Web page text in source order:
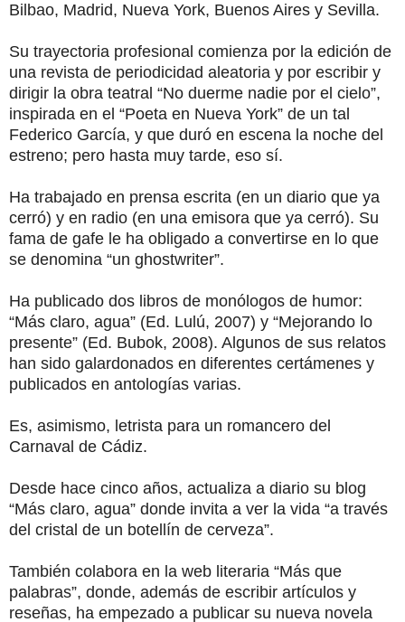
Bilbao, Madrid, Nueva York, Buenos Aires y Sevilla.
Su trayectoria profesional comienza por la edición de
una revista de periodicidad aleatoria y por escribir y
dirigir la obra teatral “No duerme nadie por el cielo”,
inspirada en el “Poeta en Nueva York” de un tal
Federico García, y que duró en escena la noche del
estreno; pero hasta muy tarde, eso sí.
Ha trabajado en prensa escrita (en un diario que ya
cerró) y en radio (en una emisora que ya cerró). Su
fama de gafe le ha obligado a convertirse en lo que
se denomina “un ghostwriter”.
Ha publicado dos libros de monólogos de humor:
“Más claro, agua” (Ed. Lulú, 2007) y “Mejorando lo
presente” (Ed. Bubok, 2008). Algunos de sus relatos
han sido galardonados en diferentes certámenes y
publicados en antologías varias.
Es, asimismo, letrista para un romancero del
Carnaval de Cádiz.
Desde hace cinco años, actualiza a diario su blog
“Más claro, agua” donde invita a ver la vida “a través
del cristal de un botellín de cerveza”.
También colabora en la web literaria “Más que
palabras”, donde, además de escribir artículos y
reseñas, ha empezado a publicar su nueva novela